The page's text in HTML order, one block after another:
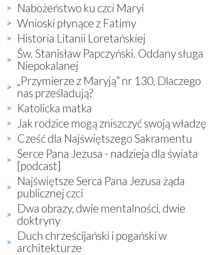
Nabożeństwo ku czci Maryi
Wnioski płynące z Fatimy
Historia Litanii Loretańskiej
Św. Stanisław Papczyński. Oddany sługa
Niepokalanej
„Przymierze z Maryją” nr 130, Dlaczego
nas prześladują?
Katolicka matka
Jak rodzice mogą zniszczyć swoją władzę
Cześć dla Najświętszego Sakramentu
Serce Pana Jezusa - nadzieja dla świata
[podcast]
Najświętsze Serca Pana Jezusa żąda
publicznej czci
Dwa obrazy, dwie mentalności, dwie
doktryny
Duch chrześcijański i pogański w
architekturze